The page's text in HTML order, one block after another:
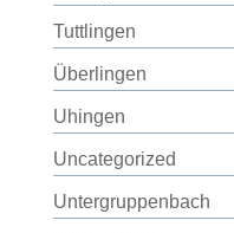
Tuttlingen
Überlingen
Uhingen
Uncategorized
Untergruppenbach